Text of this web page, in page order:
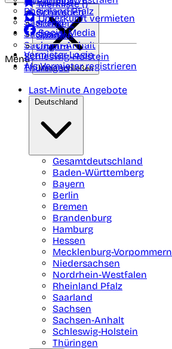
Rheinland Pfalz
Saarland
Sachsen
Sachsen-Anhalt
Schleswig-Holstein
Thüringen
Schweden
Schweiz
Spanien
Ungarn
Merkliste ()
Unterkunft vermieten
Social Media
Vermieter-Login
Als Vermieter registrieren
Menü
Menü schließen
Last-Minute Angebote
Deutschland
Gesamtdeutschland
Baden-Württemberg
Bayern
Berlin
Bremen
Brandenburg
Hamburg
Hessen
Mecklenburg-Vorpommern
Niedersachsen
Nordrhein-Westfalen
Rheinland Pfalz
Saarland
Sachsen
Sachsen-Anhalt
Schleswig-Holstein
Thüringen